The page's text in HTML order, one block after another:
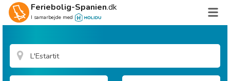
Feriebolig-Spanien.dk
I samarbejde med